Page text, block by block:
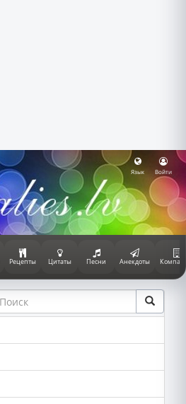
Язык Войти
Рецепты Цитаты Песни Анекдоты